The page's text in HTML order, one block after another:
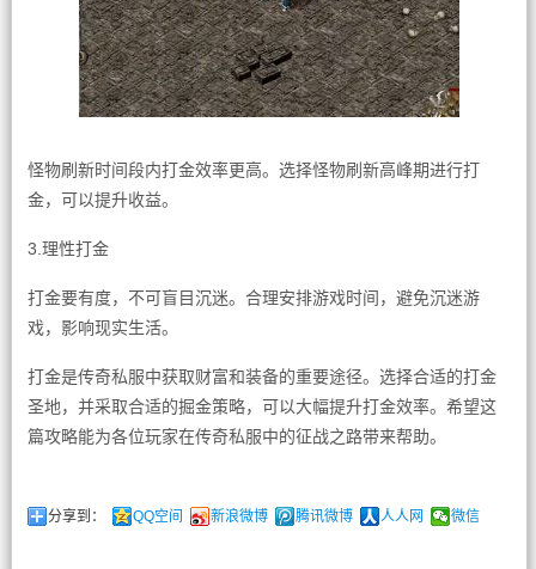
怪物刷新时间段内打金效率更高。选择怪物刷新高峰期进行打
金，可以提升收益。
3.理性打金
打金要有度，不可盲目沉迷。合理安排游戏时间，避免沉迷游
戏，影响现实生活。
打金是传奇私服中获取财富和装备的重要途径。选择合适的打金
圣地，并采取合适的掘金策略，可以大幅提升打金效率。希望这
篇攻略能为各位玩家在传奇私服中的征战之路带来帮助。
分享到： QQ空间 新浪微博 腾讯微博 人人网 微信